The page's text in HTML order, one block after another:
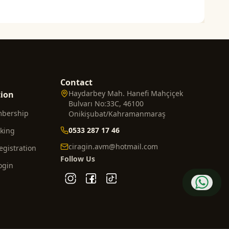
Contact
Haydarbey Mah. Hanefi Mahçiçek
Bulvarı No:33C, 46100
Onikişubat/Kahramanmaraş
0533 287 17 46
ciragin.avm@hotmail.com
Follow Us